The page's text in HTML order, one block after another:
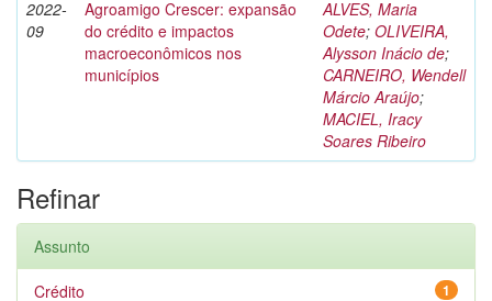
2022-
09
Agroamigo Crescer: expansão
do crédito e impactos
macroeconômicos nos
municípios
ALVES, Maria
Odete; OLIVEIRA,
Alysson Inácio de;
CARNEIRO, Wendell
Márcio Araújo;
MACIEL, Iracy
Soares Ribeiro
Refinar
Assunto
1
Crédito